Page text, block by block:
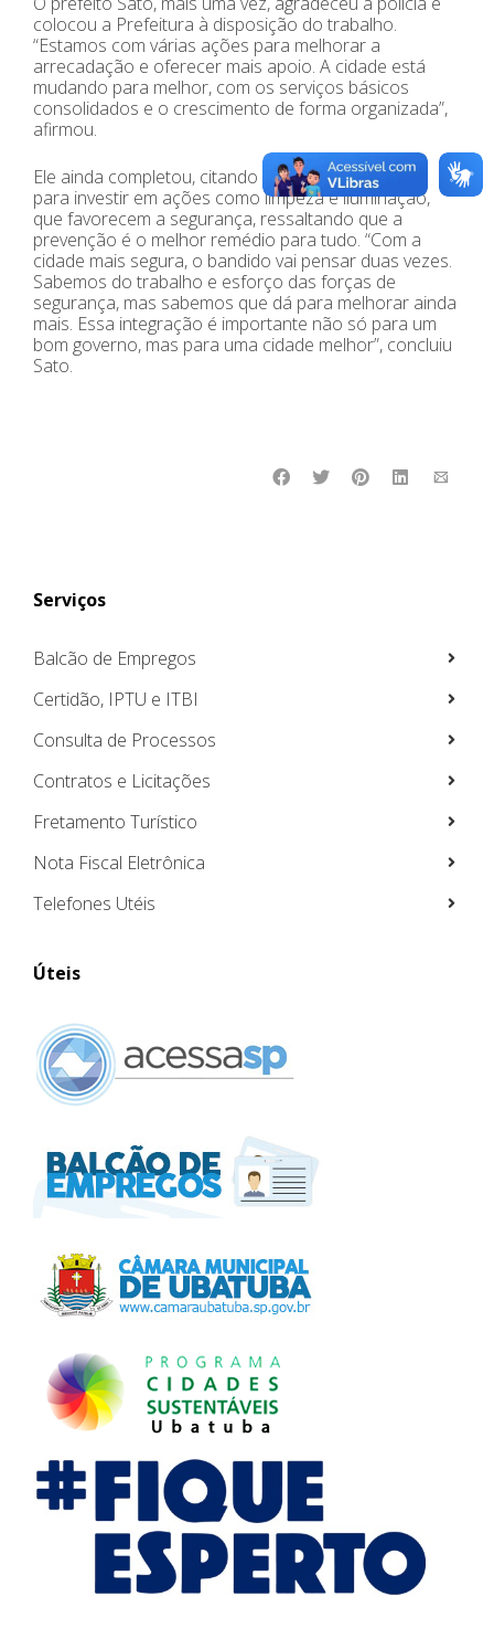
colocou a Prefeitura à disposição do trabalho.
“Estamos com várias ações para melhorar a
arrecadação e oferecer mais apoio. A cidade está
mudando para melhor, com os serviços básicos
consolidados e o crescimento de forma organizada”,
afirmou.
Ele ainda completou, citando o esforço da gestão
para investir em ações como limpeza e iluminação,
que favorecem a segurança, ressaltando que a
prevenção é o melhor remédio para tudo. “Com a
cidade mais segura, o bandido vai pensar duas vezes.
Sabemos do trabalho e esforço das forças de
segurança, mas sabemos que dá para melhorar ainda
mais. Essa integração é importante não só para um
bom governo, mas para uma cidade melhor”, concluiu
Sato.
Serviços
Balcão de Empregos
Certidão, IPTU e ITBI
Consulta de Processos
Contratos e Licitações
Fretamento Turístico
Nota Fiscal Eletrônica
Telefones Utéis
Úteis